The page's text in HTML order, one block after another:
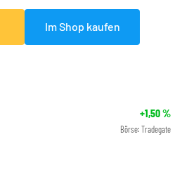
Im Shop kaufen
+1,50%
Börse: Tradegate